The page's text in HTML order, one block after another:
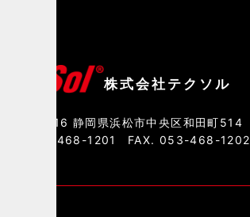
株式会社テクソル
〒435-0016 静岡県浜松市中央区和田町514
TEL. 053-468-1201
FAX. 053-468-1202